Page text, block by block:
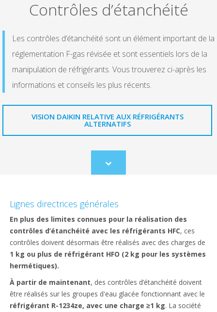
Contrôles d’étanchéité
Les contrôles d’étanchéité sont un élément important de la
réglementation F-gas révisée et sont essentiels lors de la
manipulation de réfrigérants. Vous trouverez ci-après les
informations et conseils les plus récents.​
VISION DAIKIN RELATIVE AUX RÉFRIGÉRANTS
ALTERNATIFS
Scroll
to
Lignes directrices générales
En plus des limites connues pour la réalisation des
contrôles d’étanchéité avec les réfrigérants HFC, ces
contrôles doivent désormais être réalisés avec des charges de
1 kg ou plus de réfrigérant HFO (2 kg pour les systèmes
hermétiques).
À partir de maintenant, des contrôles d’étanchéité doivent
être réalisés sur les groupes d'eau glacée fonctionnant avec le
réfrigérant R-1234ze, avec une charge ≥1 kg. La société